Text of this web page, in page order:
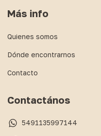
Más info
Quienes somos
Dónde encontrarnos
Contacto
Contactános
5491135997144